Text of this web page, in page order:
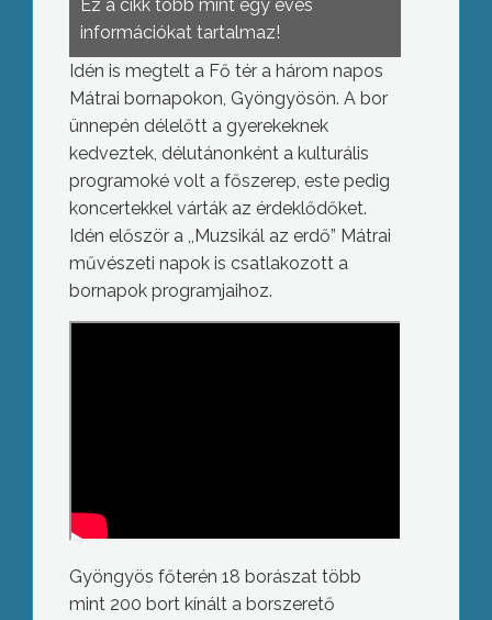
Ez a cikk több mint egy éves
információkat tartalmaz!
Idén is megtelt a Fő tér a három napos
Mátrai bornapokon, Gyöngyösön. A bor
ünnepén délelőtt a gyerekeknek
kedveztek, délutánonként a kulturális
programoké volt a főszerep, este pedig
koncertekkel várták az érdeklődőket.
Idén először a ,,Muzsikál az erdő” Mátrai
művészeti napok is csatlakozott a
bornapok programjaihoz.
Gyöngyös főterén 18 borászat több
mint 200 bort kínált a borszerető